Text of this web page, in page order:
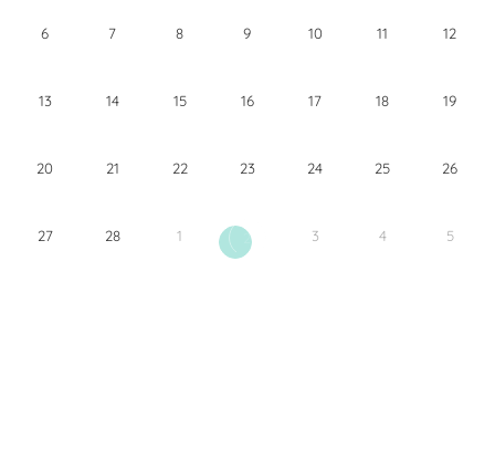
6 7 8 9 10 11 12
13 14 15 16 17 18 19
20 21 22 23 24 25 26
27 28 1 2 3 4 5